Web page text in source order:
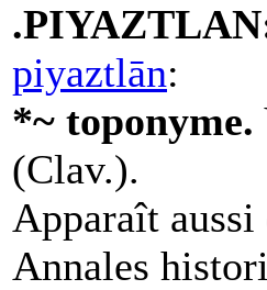
piyaztlān:
*~ toponyme.
(Clav.).
Apparaît aussi
Annales